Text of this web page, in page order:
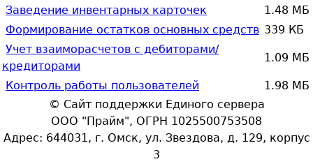
Заведение инвентарных карточек
1.48 МБ
Формирование остатков основных средств 339 КБ
Учет взаиморасчетов c дебиторами/
кредиторами
1.09 МБ
Контроль работы пользователей
1.98 МБ
© Сайт поддержки Единого сервера
OOO "Прайм", ОГРН 1025500753508
Адрес: 644031, г. Омск, ул. Звездова, д. 129, корпус
3